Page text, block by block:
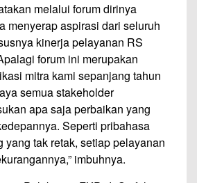
melalui forum dirinya
menyerap aspirasi dari seluruh
kinerja pelayanan RS
forum ini merupakan
mitra kami sepanjang tahun
semua stakeholder
apa saja perbaikan yang
Seperti pribahasa
yang tak retak, setiap pelayanan
imbuhnya.